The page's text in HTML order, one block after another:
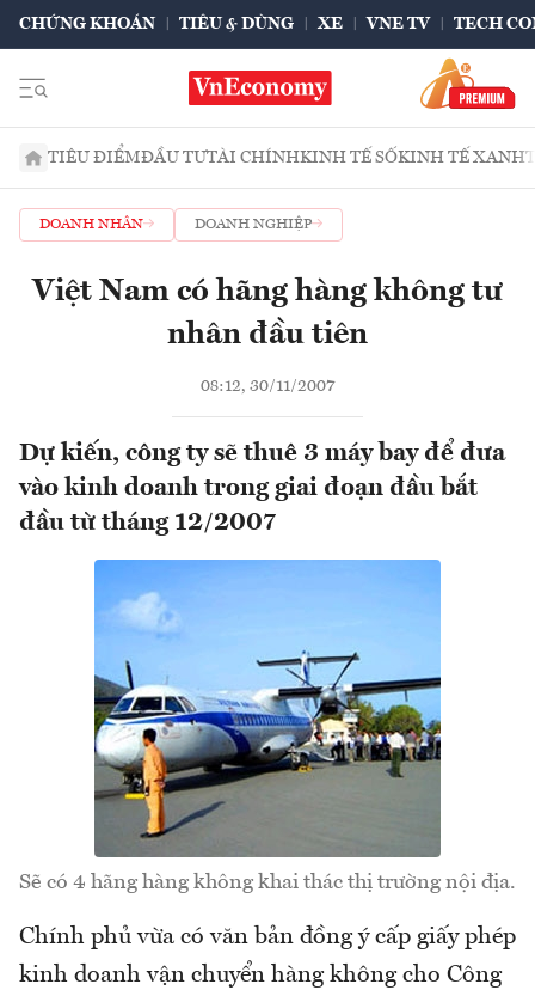
CHỨNG KHOÁN TIÊU & DÙNG XE VNE TV TECH
TIÊU ĐIỂMĐẦU TƯTÀI CHÍNHKINH TẾ SỐKINH TẾ XANH
DOANH NHÂN DOANH NGHIỆP
Việt Nam có hãng hàng không tư
nhân đầu tiên
08:12, 30/11/2007
Dự kiến, công ty sẽ thuê 3 máy bay để đưa
vào kinh doanh trong giai đoạn đầu bắt
đầu từ tháng 12/2007
Sẽ có 4 hãng hàng không khai thác thị trường nội địa.
Chính phủ vừa có văn bản đồng ý cấp giấy phép
kinh doanh vận chuyển hàng không cho Công